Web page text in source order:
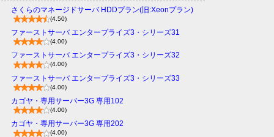
さくらのマネージドサーバ HDDプラン(旧:Xeonプラン)
(4.50)
ファーストサーバ エンタープライズ3・シリーズ31
(4.00)
ファーストサーバ エンタープライズ3・シリーズ32
(4.00)
ファーストサーバ エンタープライズ3・シリーズ33
(4.00)
カゴヤ・専用サーバー3G 専用102
(4.00)
カゴヤ・専用サーバー3G 専用202
(4.00)